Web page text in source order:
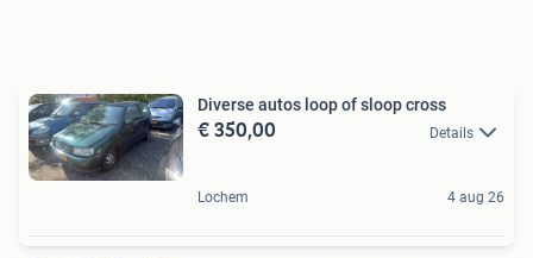
Diverse autos loop of sloop cross
€ 350,00 Details
Lochem 4 aug 26